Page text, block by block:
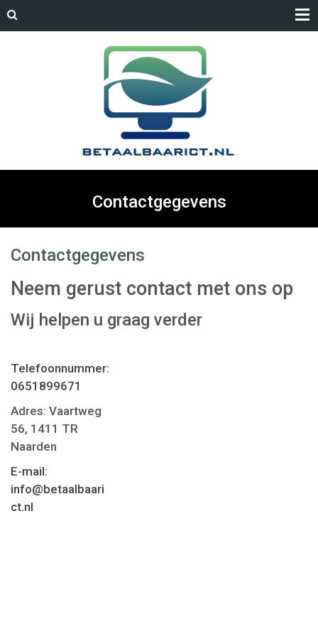
Contactgegevens
Contactgegevens
Neem gerust contact met ons op
Wij helpen u graag verder
Telefoonnummer:
0651899671
Adres: Vaartweg
56, 1411 TR
Naarden
E-mail:
info@betaalbaari
ct.nl